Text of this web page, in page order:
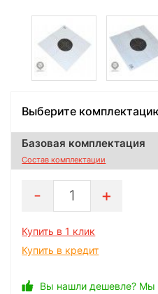
Выберите
Базовая комплектация
Состав комплектации
1
Купить в 1 клик
Купить в кредит
Вы нашли дешевле? Мы